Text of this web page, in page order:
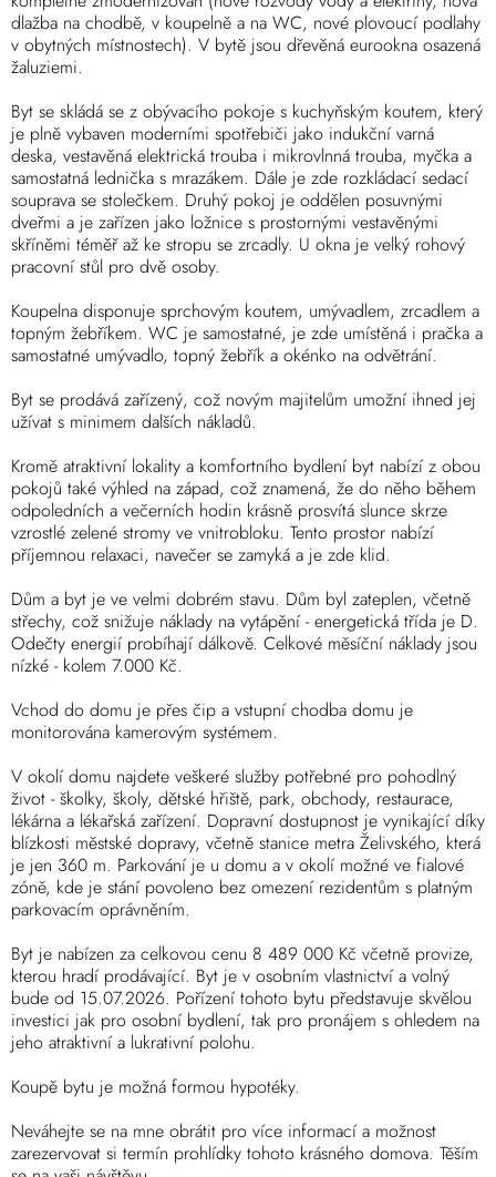
dlažba na chodbě, v koupelně a na WC, nové plovoucí podlahy
v obytných místnostech). V bytě jsou dřevěná eurookna osazená
žaluziemi.
Byt se skládá se z obývacího pokoje s kuchyňským koutem, který
je plně vybaven moderními spotřebiči jako indukční varná
deska, vestavěná elektrická trouba i mikrovlnná trouba, myčka a
samostatná lednička s mrazákem. Dále je zde rozkládací sedací
souprava se stolečkem. Druhý pokoj je oddělen posuvnými
dveřmi a je zařízen jako ložnice s prostornými vestavěnými
skříněmi téměř až ke stropu se zrcadly. U okna je velký rohový
pracovní stůl pro dvě osoby.
Koupelna disponuje sprchovým koutem, umývadlem, zrcadlem a
topným žebříkem. WC je samostatné, je zde umístěná i pračka a
samostatné umývadlo, topný žebřík a okénko na odvětrání.
Byt se prodává zařízený, což novým majitelům umožní ihned jej
užívat s minimem dalších nákladů.
Kromě atraktivní lokality a komfortního bydlení byt nabízí z obou
pokojů také výhled na západ, což znamená, že do něho během
odpoledních a večerních hodin krásně prosvítá slunce skrze
vzrostlé zelené stromy ve vnitrobloku. Tento prostor nabízí
příjemnou relaxaci, navečer se zamyká a je zde klid.
Dům a byt je ve velmi dobrém stavu. Dům byl zateplen, včetně
střechy, což snižuje náklady na vytápění - energetická třída je D.
Odečty energií probíhají dálkově. Celkové měsíční náklady jsou
nízké - kolem 7.000 Kč.
Vchod do domu je přes čip a vstupní chodba domu je
monitorována kamerovým systémem.
V okolí domu najdete veškeré služby potřebné pro pohodlný
život - školky, školy, dětské hřiště, park, obchody, restaurace,
lékárna a lékařská zařízení. Dopravní dostupnost je vynikající díky
blízkosti městské dopravy, včetně stanice metra Želivského, která
je jen 360 m. Parkování je u domu a v okolí možné ve fialové
zóně, kde je stání povoleno bez omezení rezidentům s platným
parkovacím oprávněním.
Byt je nabízen za celkovou cenu 8 489 000 Kč včetně provize,
kterou hradí prodávající. Byt je v osobním vlastnictví a volný
bude od 15.07.2026. Pořízení tohoto bytu představuje skvělou
investici jak pro osobní bydlení, tak pro pronájem s ohledem na
jeho atraktivní a lukrativní polohu.
Koupě bytu je možná formou hypotéky.
Neváhejte se na mne obrátit pro více informací a možnost
zarezervovat si termín prohlídky tohoto krásného domova. Těším